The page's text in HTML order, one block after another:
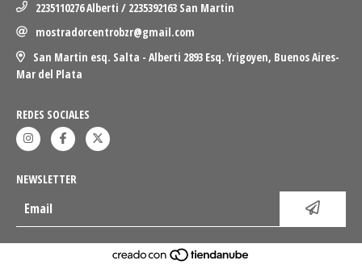
2235110276 Alberti / 2235392163 San Martin
mostradorcentrobzr@gmail.com
San Martin esq. Salta - Alberti 2893 Esq. Yrigoyen, Buenos Aires-
Mar del Plata
REDES SOCIALES
NEWSLETTER